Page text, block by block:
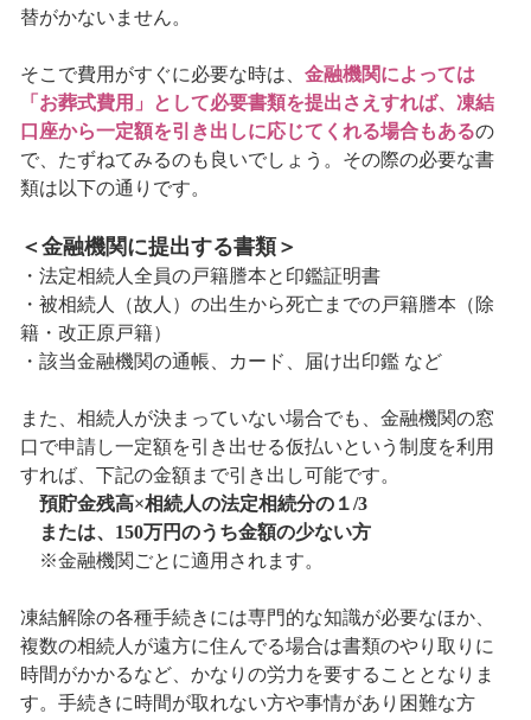
替がかないません。
そこで費用がすぐに必要な時は、 金融機関によっては
「お葬式費用」として必要書類を提出さえすれば、凍結
口座から一定額を引き出しに応じてくれる場合もあるの
で、たずねてみるのも良いでしょう。その際の必要な書
類は以下の通りです。
＜金融機関に提出する書類＞
・法定相続人全員の戸籍謄本と印鑑証明書
・被相続人（故人）の出生から死亡までの戸籍謄本（除
籍・改正原戸籍）
・該当金融機関の通帳、カード、届け出印鑑 など
また、相続人が決まっていない場合でも、金融機関の窓
口で申請し一定額を引き出せる仮払いという制度を利用
すれば、下記の金額まで引き出し可能です。
預貯金残高×相続人の法定相続分の１/3
または、150万円のうち金額の少ない方
※金融機関ごとに適用されます。
凍結解除の各種手続きには専門的な知識が必要なほか、
複数の相続人が遠方に住んでる場合は書類のやり取りに
時間がかかるなど、かなりの労力を要することとなりま
す。手続きに時間が取れない方や事情があり困難な方